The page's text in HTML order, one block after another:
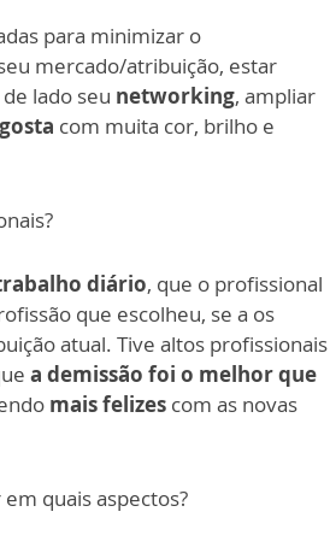
para minimizar o
mercado/atribuição, estar
lado seu networking, ampliar
com muita cor, brilho e
diário, que o profissional
que escolheu, se a os
atual. Tive altos profissionais
a demissão foi o melhor que
mais felizes com as novas
quais aspectos?